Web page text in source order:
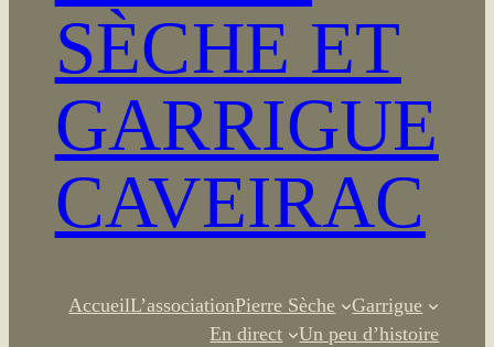
SÈCHE ET
GARRIGUE
CAVEIRAC
AccueilL’associationPierre Sèche
Garrigue
En direct
Un peu d’histoire